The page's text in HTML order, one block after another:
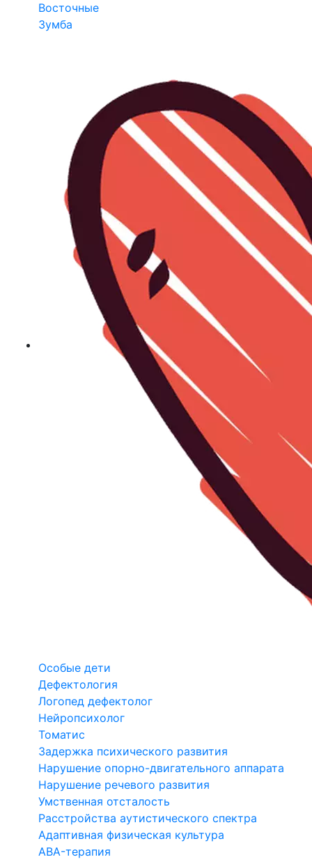
Восточные
Зумба
Особые дети
Дефектология
Логопед дефектолог
Нейропсихолог
Томатис
Задержка психического развития
Нарушение опорно-двигательного аппарата
Нарушение речевого развития
Умственная отсталость
Расстройства аутистического спектра
Адаптивная физическая культура
ABA-терапия